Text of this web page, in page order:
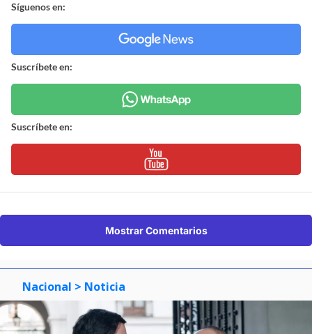
Síguenos en:
Suscríbete en:
Suscríbete en:
Mostrar Comentarios
Nacional > Noticia